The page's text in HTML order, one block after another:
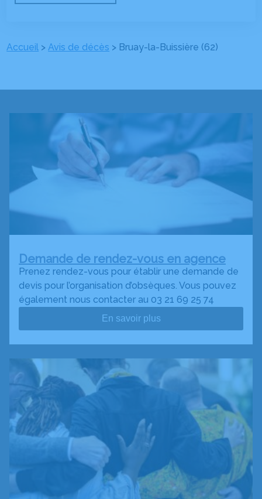
Accueil >Avis de décès > Bruay-la-Buissière (62)
Demande de rendez-vous en agence
Prenez rendez-vous pour établir une demande de
devis pour l’organisation d’obsèques. Vous pouvez
également nous contacter au 03 21 69 25 74
En savoir plus